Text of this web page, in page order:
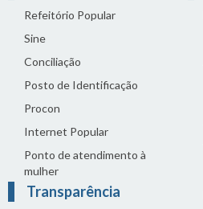
Refeitório Popular
Sine
Conciliação
Posto de Identificação
Procon
Internet Popular
Ponto de atendimento à
mulher
Transparência